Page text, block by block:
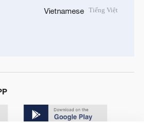
Vietnamese Tiếng Việt